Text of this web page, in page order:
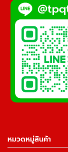
หมวดหมู่สินค้า